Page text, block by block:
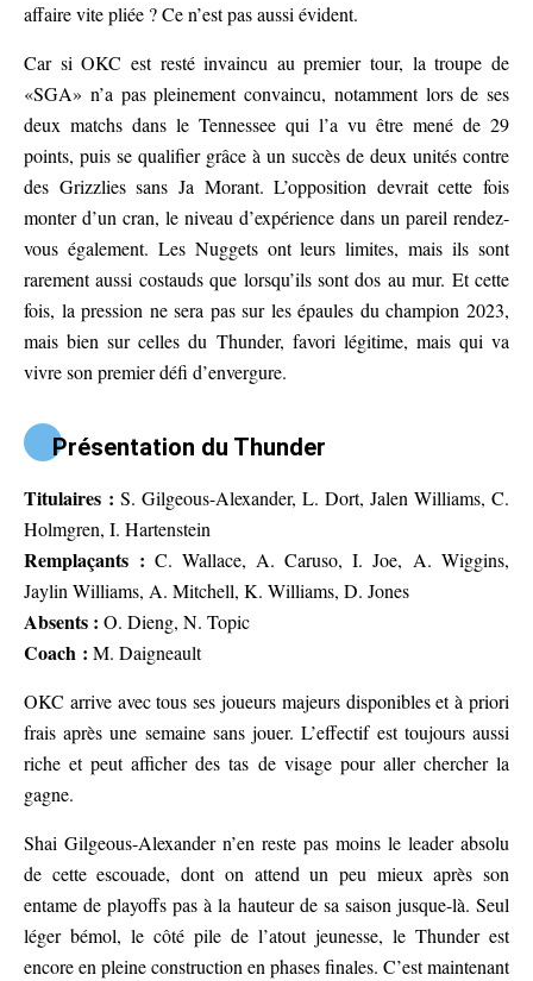
affaire vite pliée ? Ce n’est pas aussi évident.
Car si OKC est resté invaincu au premier tour, la troupe de
«SGA» n’a pas pleinement convaincu, notamment lors de ses
deux matchs dans le Tennessee qui l’a vu être mené de 29
points, puis se qualifier grâce à un succès de deux unités contre
des Grizzlies sans Ja Morant. L’opposition devrait cette fois
monter d’un cran, le niveau d’expérience dans un pareil rendez-
vous également. Les Nuggets ont leurs limites, mais ils sont
rarement aussi costauds que lorsqu’ils sont dos au mur. Et cette
fois, la pression ne sera pas sur les épaules du champion 2023,
mais bien sur celles du Thunder, favori légitime, mais qui va
vivre son premier défi d’envergure.
Présentation du Thunder
Titulaires : S. Gilgeous-Alexander, L. Dort, Jalen Williams, C.
Holmgren, I. Hartenstein
Remplaçants : C. Wallace, A. Caruso, I. Joe, A. Wiggins,
Jaylin Williams, A. Mitchell, K. Williams, D. Jones
Absents : O. Dieng, N. Topic
Coach : M. Daigneault
OKC arrive avec tous ses joueurs majeurs disponibles et à priori
frais après une semaine sans jouer. L’effectif est toujours aussi
riche et peut afficher des tas de visage pour aller chercher la
gagne.
Shai Gilgeous-Alexander n’en reste pas moins le leader absolu
de cette escouade, dont on attend un peu mieux après son
entame de playoffs pas à la hauteur de sa saison jusque-là. Seul
léger bémol, le côté pile de l’atout jeunesse, le Thunder est
encore en pleine construction en phases finales. C’est maintenant